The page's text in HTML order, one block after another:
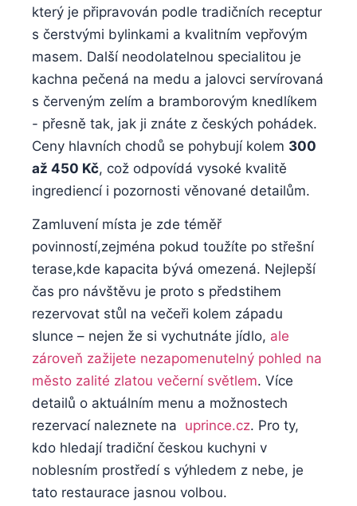
který je připravován podle tradičních receptur⁢
s čerstvými bylinkami a‍ kvalitním vepřovým
masem. Další neodolatelnou ‍specialitou‍ je
kachna⁢ pečená na ‍medu a ⁤jalovci ⁤servírovaná
s červeným zelím ⁤a⁤ bramborovým knedlíkem‍
-⁢ přesně​ tak, jak ji ​znáte z ‍českých pohádek.⁤
Ceny hlavních chodů se pohybují kolem⁢ 300
až 450 Kč, což‌ odpovídá⁣ vysoké ‌kvalitě
ingrediencí ‌i pozornosti věnované detailům.
Zamluvení místa je zde téměř
povinností,zejména pokud toužíte po střešní⁢
terase,kde kapacita bývá omezená. Nejlepší
čas pro návštěvu je proto‌ s předstihem
rezervovat stůl na večeři kolem západu
slunce – nejen že si vychutnáte jídlo, ale
zároveň zažijete nezapomenutelný pohled ‍na
město zalité zlatou večerní ‌světlem. Více
detailů o aktuálním menu a možnostech
rezervací naleznete na ⁢ uprince.cz. ⁣Pro ty,
kdo hledají tradiční českou kuchyni v
⁣noblesním prostředí s výhledem z nebe, je
tato restaurace jasnou volbou.